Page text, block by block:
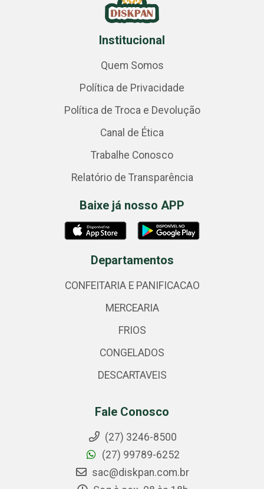
Institucional
Quem Somos
Política de Privacidade
Política de Troca e Devolução
Canal de Ética
Trabalhe Conosco
Relatório de Transparência
Baixe já nosso APP
Departamentos
CONFEITARIA E PANIFICACAO
MERCEARIA
FRIOS
CONGELADOS
DESCARTAVEIS
Fale Conosco
(27) 3246-8500
(27) 99789-6252
sac@diskpan.com.br